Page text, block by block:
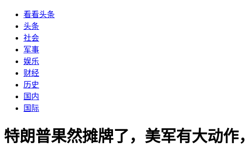
看看头条
头条
社会
军事
娱乐
财经
历史
国内
国际
特朗普果然摊牌了，美军有大动